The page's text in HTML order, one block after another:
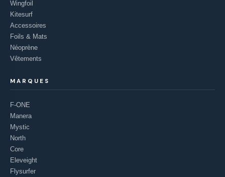
Wingfoil
Kitesurf
Accessoires
Foils & Mats
Néoprène
Vêtements
MARQUES
F-ONE
Manera
Mystic
North
Core
Eleveight
Flysurfer